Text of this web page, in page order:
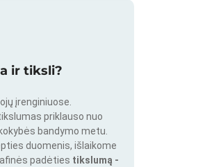
ir tiksli?
įrenginiuose.
priklauso nuo
bandymo metu.
duomenis, išlaikome
padėties tikslumą -